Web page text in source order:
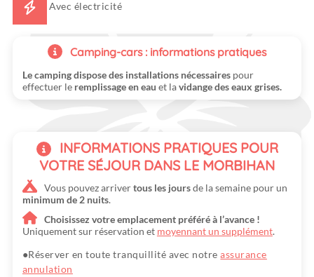
Avec électricité
Camping-cars : informations pratiques
Le camping dispose des installations nécessairespour
effectuer le remplissage en eau et lavidange des eaux grises.
INFORMATIONS PRATIQUES POUR
VOTRE SÉJOUR DANS LE MORBIHAN
Vous pouvez arrivertous les joursde la semaine pour un
minimum de 2 nuits.
Choisissez votre emplacement préféré à l’avance !
Uniquement sur réservation et moyennant un supplément.
Réserver en toute tranquillité avec notreassurance
annulation